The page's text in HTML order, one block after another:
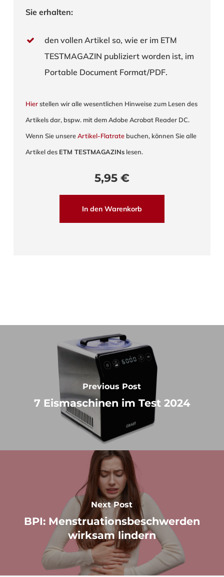
Sie erhalten:
den vollen Artikel so, wie er im ETM
TESTMAGAZIN publiziert worden ist, im
Portable Document Format/PDF.
Hierstellen wir alle wesentlichen Hinweise zum Lesen des
Artikels dar, bspw. mit dem Adobe Acrobat Reader DC.
Wenn Sie unsereArtikel-Flatrate buchen, können Sie alle
Artikel des ETM TESTMAGAZINs lesen.
5,95 €
In den Warenkorb
Previous Post
7 Eismaschinen im Test 2024
Next Post
BPI: Menstruationsbeschwerden
wirksam lindern